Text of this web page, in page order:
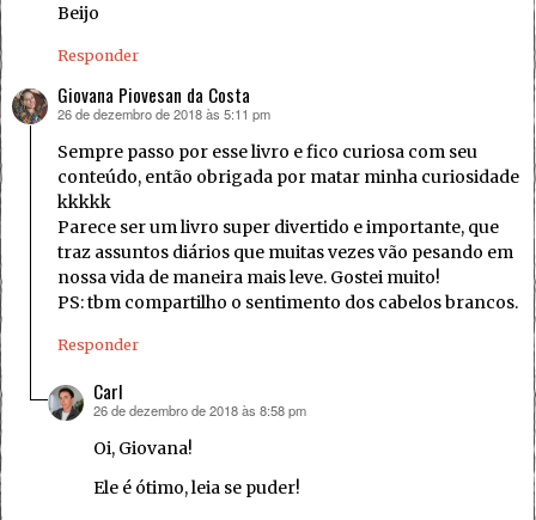
Beijo
Responder
Giovana Piovesan da Costa
disse:
26 de dezembro de 2018 às 5:11 pm
Sempre passo por esse livro e fico curiosa com seu
conteúdo, então obrigada por matar minha curiosidade
kkkkk
Parece ser um livro super divertido e importante, que
traz assuntos diários que muitas vezes vão pesando em
nossa vida de maneira mais leve. Gostei muito!
PS: tbm compartilho o sentimento dos cabelos brancos.
Responder
Carl
disse:
26 de dezembro de 2018 às 8:58 pm
Oi, Giovana!
Ele é ótimo, leia se puder!